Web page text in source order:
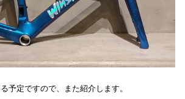
予定ですので、また紹介します。